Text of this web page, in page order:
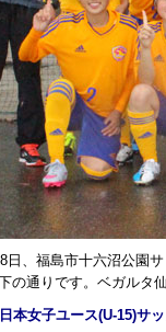
、福島市十六沼公園
の通りです。ベガルタ
本女子ユース(U-15)サ